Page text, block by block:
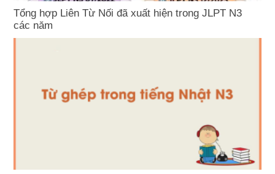
Tổng hợp Liên Từ Nối đã xuất hiện trong JLPT N3
các năm